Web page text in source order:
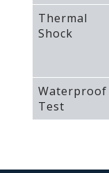
Thermal
Shock
Waterproof
Test